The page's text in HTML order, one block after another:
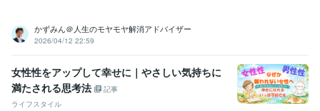
かずみん＠人生のモヤモヤ解消アドバイザー
2026/04/12 22:59
女性性をアップして幸せに｜やさしい気持ちに
満たされる思考法
記事
ライフスタイル